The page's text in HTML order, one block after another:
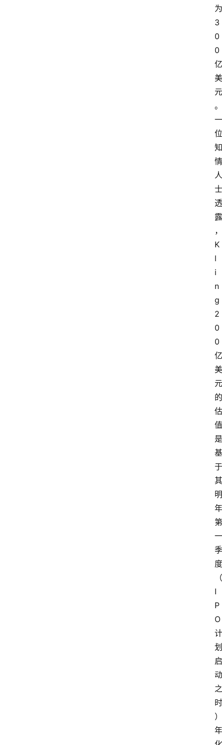
为
3
0
0
亿
美
元
。
一
位
知
情
人
士
透
露
，
K
l
i
n
g
2
0
0
亿
美
元
的
估
值
是
基
于
其
明
年
第
一
季
度
（
I
P
O
计
划
启
动
之
时
）
年